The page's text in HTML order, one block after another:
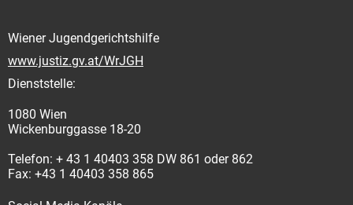
Wiener Jugendgerichtshilfe
www.justiz.gv.at/WrJGH
Dienststelle:
1080 Wien
Wickenburggasse 18-20
Telefon: + 43 1 40403 358 DW 861 oder 862
Fax: +43 1 40403 358 865